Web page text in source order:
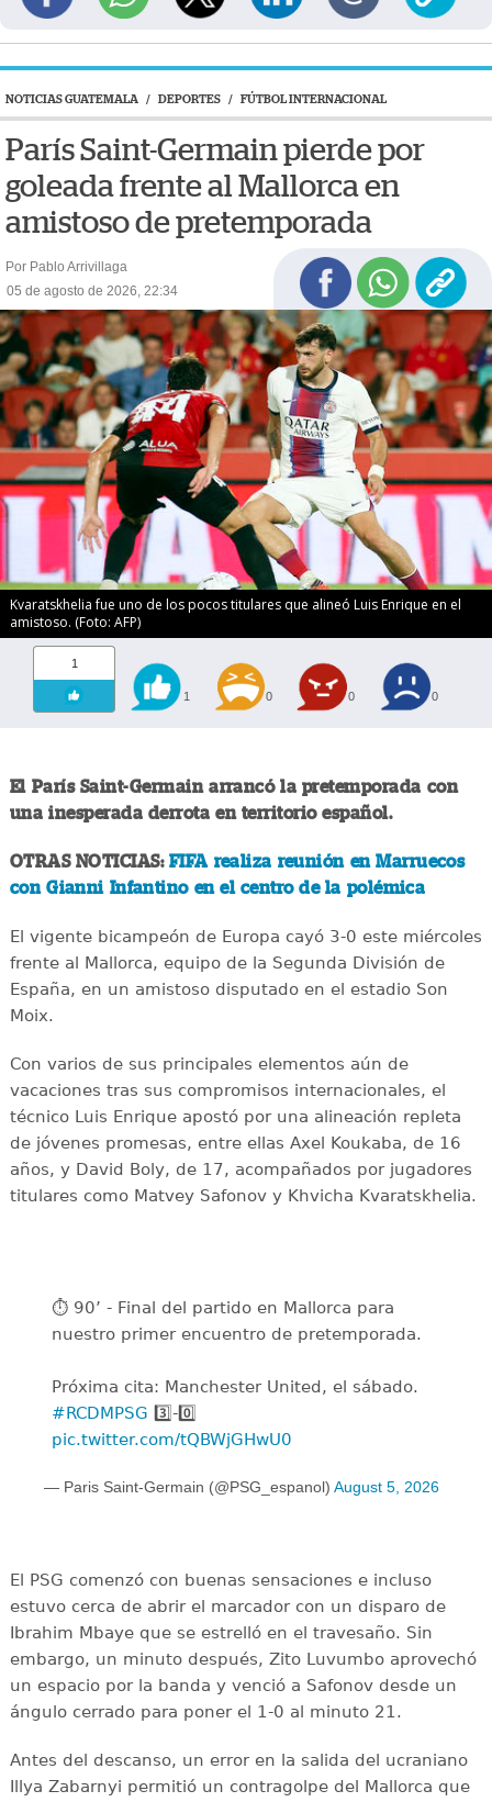
NOTICIAS GUATEMALA / DEPORTES / FÚTBOL INTERNACIONAL
París Saint-Germain pierde por
goleada frente al Mallorca en
amistoso de pretemporada
Por Pablo Arrivillaga
05 de agosto de 2026, 22:34
Kvaratskhelia fue uno de los pocos titulares que alineó Luis Enrique en el
amistoso. (Foto: AFP)
1
1 0 0 0
El París Saint-Germain arrancó la pretemporada con
una inesperada derrota en territorio español.
OTRAS NOTICIAS: FIFA realiza reunión en Marruecos
con Gianni Infantino en el centro de la polémica
El vigente bicampeón de Europa cayó 3-0 este miércoles
frente al Mallorca, equipo de la Segunda División de
España, en un amistoso disputado en el estadio Son
Moix.
Con varios de sus principales elementos aún de
vacaciones tras sus compromisos internacionales, el
técnico Luis Enrique apostó por una alineación repleta
de jóvenes promesas, entre ellas Axel Koukaba, de 16
años, y David Boly, de 17, acompañados por jugadores
titulares como Matvey Safonov y Khvicha Kvaratskhelia.
⏱️ 90’ - Final del partido en Mallorca para
nuestro primer encuentro de pretemporada.
Próxima cita: Manchester United, el sábado.
#RCDMPSG 3️⃣-0️⃣
pic.twitter.com/tQBWjGHwU0
— Paris Saint-Germain (@PSG_espanol) August 5, 2026
El PSG comenzó con buenas sensaciones e incluso
estuvo cerca de abrir el marcador con un disparo de
Ibrahim Mbaye que se estrelló en el travesaño. Sin
embargo, un minuto después, Zito Luvumbo aprovechó
un espacio por la banda y venció a Safonov desde un
ángulo cerrado para poner el 1-0 al minuto 21.
Antes del descanso, un error en la salida del ucraniano
Illya Zabarnyi permitió un contragolpe del Mallorca que